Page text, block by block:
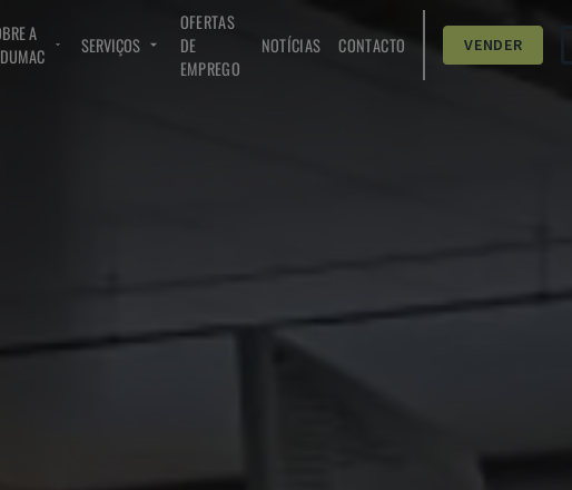
A
SERVIÇOS
OFERTAS
DE
EMPREGO
NOTÍCIAS CONTACTO VENDER